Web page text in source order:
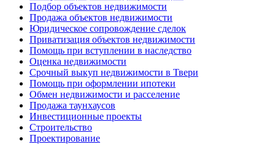
Подбор объектов недвижимости
Продажа объектов недвижимости
Юридическое сопровождение сделок
Приватизация объектов недвижимости
Помощь при вступлении в наследство
Оценка недвижимости
Срочный выкуп недвижимости в Твери
Помощь при оформлении ипотеки
Обмен недвижимости и расселение
Продажа таунхаусов
Инвестиционные проекты
Строительство
Проектирование